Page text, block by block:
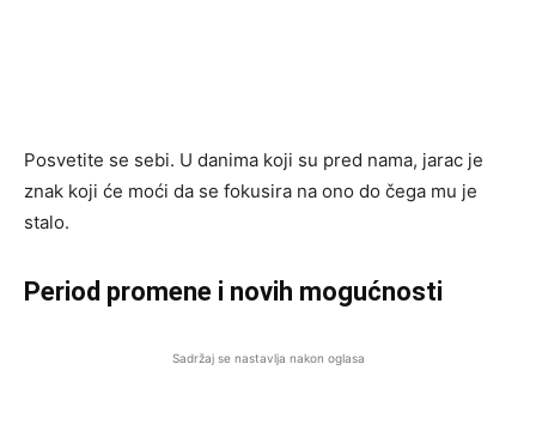
Posvetite se sebi. U danima koji su pred nama, jarac je
znak koji će moći da se fokusira na ono do čega mu je
stalo.
Period promene i novih mogućnosti
Sadržaj se nastavlja nakon oglasa